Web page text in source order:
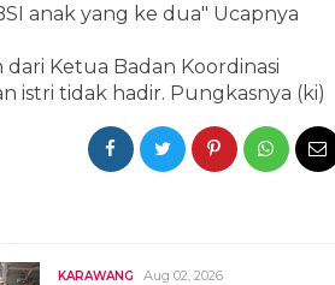
anak yang ke dua" Ucapnya
Ketua Badan Koordinasi
istri tidak hadir. Pungkasnya (ki)
KARAWANG Aug 02, 2026